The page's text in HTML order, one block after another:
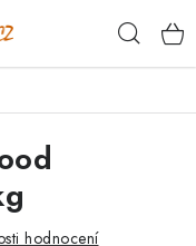
hodnocení